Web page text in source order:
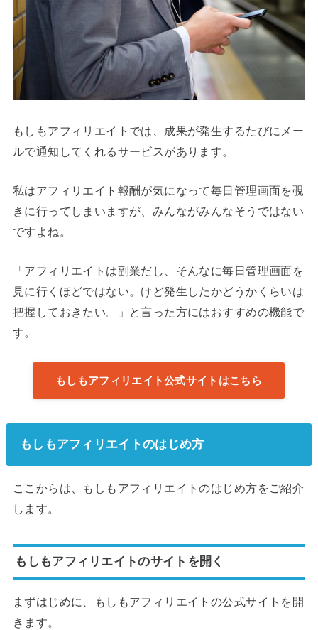
もしもアフィリエイトでは、成果が発生するたびにメー
ルで通知してくれるサービスがあります。
私はアフィリエイト報酬が気になって毎日管理画面を覗
きに行ってしまいますが、みんながみんなそうではない
ですよね。
「アフィリエイトは副業だし、そんなに毎日管理画面を
見に行くほどではない。けど発生したかどうかくらいは
把握しておきたい。」と言った方にはおすすめの機能で
す。
もしもアフィリエイト公式サイトはこちら
もしもアフィリエイトのはじめ方
ここからは、もしもアフィリエイトのはじめ方をご紹介
します。
もしもアフィリエイトのサイトを開く
まずはじめに、もしもアフィリエイトの公式サイトを開
きます。